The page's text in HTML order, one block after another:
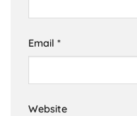
Email *
Website